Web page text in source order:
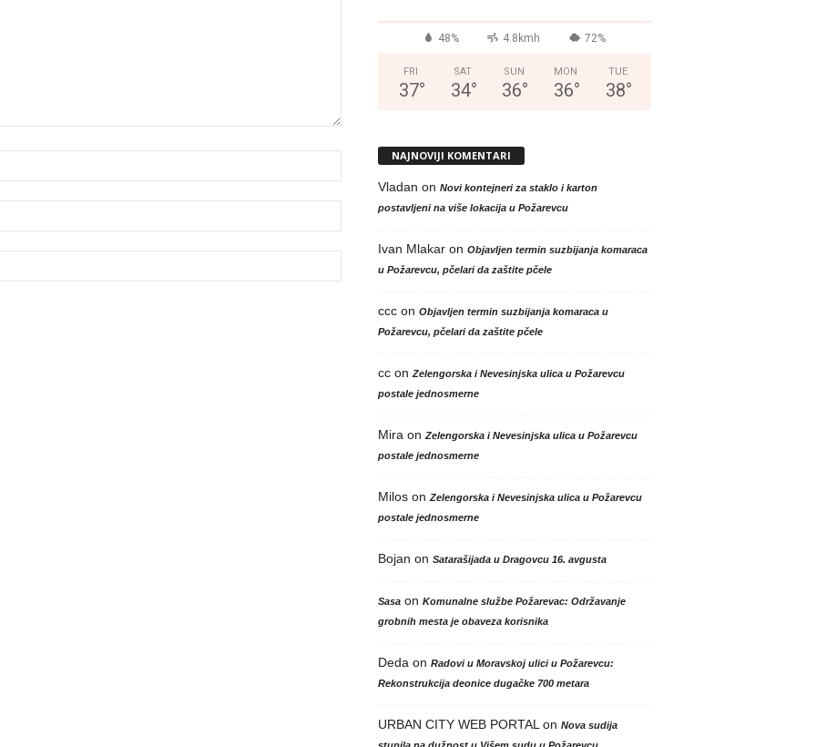
48% 4.8kmh 72%
FRI
37°
SAT
34°
SUN
36°
MON
36°
TUE
38°
NAJNOVIJI KOMENTARI
Vladan on Novi kontejneri za staklo i karton
postavljeni na više lokacija u Požarevcu
Ivan Mlakaron Objavljen termin suzbijanja komaraca
u Požarevcu, pčelari da zaštite pčele
cccon Objavljen termin suzbijanja komaraca u
Požarevcu, pčelari da zaštite pčele
ccon Zelengorska i Nevesinjska ulica u Požarevcu
postale jednosmerne
Mira on Zelengorska i Nevesinjska ulica u Požarevcu
postale jednosmerne
Miloson Zelengorska i Nevesinjska ulica u Požarevcu
postale jednosmerne
Bojan on Satarašijada u Dragovcu 16. avgusta
Sasaon Komunalne službe Požarevac: Održavanje
grobnih mesta je obaveza korisnika
Deda on Radovi u Moravskoj ulici u Požarevcu:
Rekonstrukcija deonice dugačke 700 metara
URBAN CITY WEB PORTAL on Nova sudija